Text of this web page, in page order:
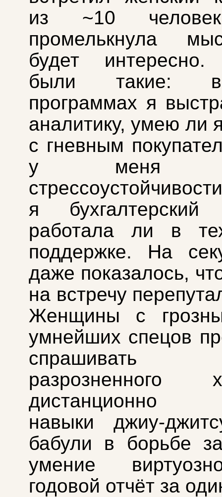
из ~10
промелькнула
будет
были такие:
программах я
аналитику, умею ли
с гневным
у меня
я
работала ли в
поддержке. На
даже показалось,
на встречу
Женщины с
умнейших спецов
спрашивать
разрозненного
дистанционно
навыки джиу-
бабули в борьбе
умение
годовой отчёт за